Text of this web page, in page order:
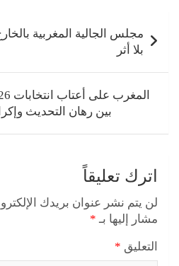
المقالاتمجلس الجالية المغربية
بلا أثر
بين رهان التحديث
اترك تعليقاً
لن يتم نشر عنوان بريدك
مشار إليها بـ *
التعليق *